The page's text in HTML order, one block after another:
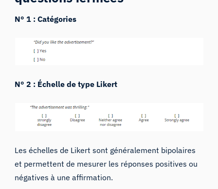
N° 1 : Catégories
N° 2 : Échelle de type Likert
Les échelles de Likert sont généralement bipolaires
et permettent de mesurer les réponses positives ou
négatives à une affirmation.